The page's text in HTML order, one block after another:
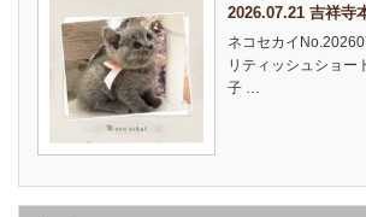
2026.07.21 吉祥寺
ネコセカイ
リティッシュショ
子 …